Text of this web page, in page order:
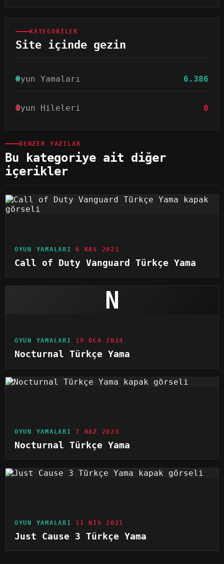
KATEGORILER
Site içinde gezin
Oyun Yamaları 6.386
Oyun Hileleri 0
BENZER YAZILAR
Bu kategoriye ait diğer
içerikler
OYUN YAMALARI 6 KAS 2021
Call of Duty Vanguard Türkçe Yama
N
OYUN YAMALARI 19 OCA 2024
Nocturnal Türkçe Yama
OYUN YAMALARI 7 HAZ 2023
Nocturnal Türkçe Yama
OYUN YAMALARI 11 NIS 2021
Just Cause 3 Türkçe Yama